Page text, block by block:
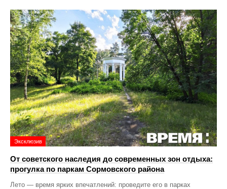
Эксклюзив
От советского наследия до современных зон отдыха:
прогулка по паркам Сормовского района
Лето — время ярких впечатлений: проведите его в парках